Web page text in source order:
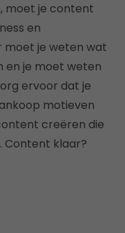
moet je content
en
je weten wat
en je moet weten
ervoor dat je
motieven
creëren die
Content klaar?